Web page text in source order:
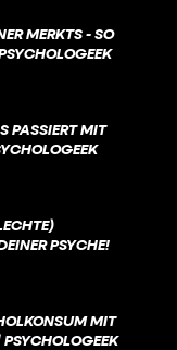
MERKTS - SO
PASSIERT MIT
PSYCHE!
MIT